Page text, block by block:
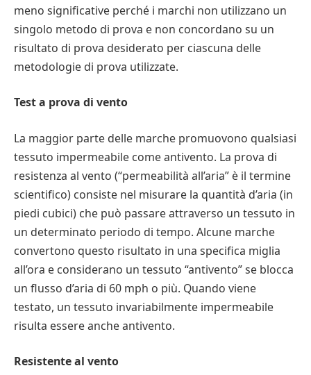
meno significative perché i marchi non utilizzano un
singolo metodo di prova e non concordano su un
risultato di prova desiderato per ciascuna delle
metodologie di prova utilizzate.
Test a prova di vento
La maggior parte delle marche promuovono qualsiasi
tessuto impermeabile come antivento. La prova di
resistenza al vento (“permeabilità all’aria” è il termine
scientifico) consiste nel misurare la quantità d’aria (in
piedi cubici) che può passare attraverso un tessuto in
un determinato periodo di tempo. Alcune marche
convertono questo risultato in una specifica miglia
all’ora e considerano un tessuto “antivento” se blocca
un flusso d’aria di 60 mph o più. Quando viene
testato, un tessuto invariabilmente impermeabile
risulta essere anche antivento.
Resistente al vento